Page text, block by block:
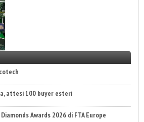
attesi 100 buyer esteri
Awards 2026 di FTA Europe